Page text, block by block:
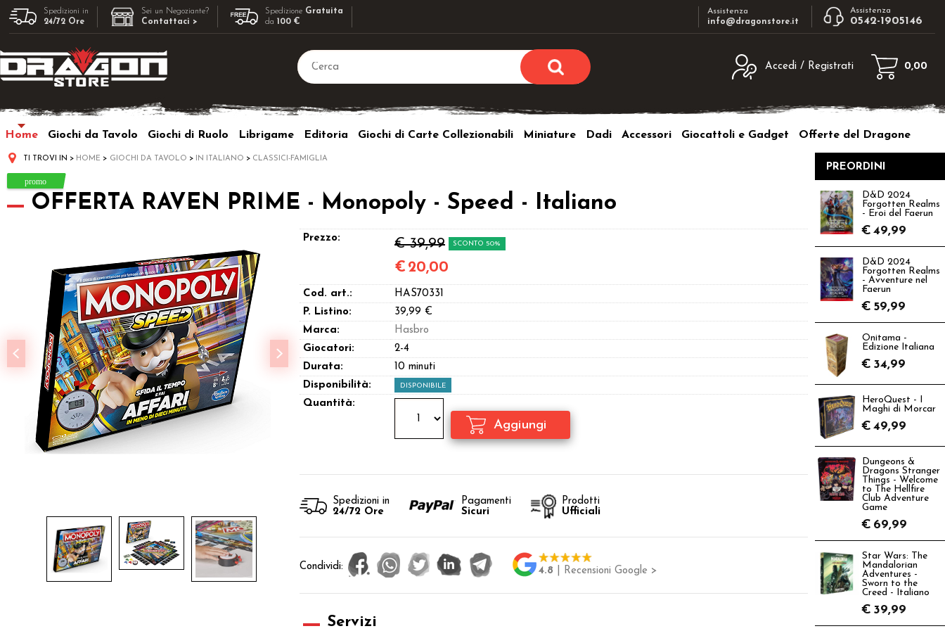
Spedizioni in
24/72 Ore
Sei un Negoziante?
Contattaci >
Spedizione Gratuita
da100 €
Assistenza
info@dragonstore.it
Assistenza
0542-1905146
Accedi / Registrati
utente e la password e poi clicca sul
Password:
sito clicca sul pulsante "Registrati"
0,00
Home Giochi da Tavolo Giochi di Ruolo Librigame Editoria Giochi di Carte Collezionabili Miniature Dadi Accessori Giocattoli e Gadget Offerte del Dragone
TI TROVI IN HOME GIOCHI DA TAVOLO IN ITALIANO CLASSICI-FAMIGLIA
OFFERTA RAVEN PRIME - Monopoly - Speed - Italiano
Prezzo: € 39,99 SCONTO 50%
€ 20,00
Cod. art.:
HAS70331
P. Listino:
39,99 €
Marca:
Hasbro
Giocatori:
2-4
Durata:
10 minuti
Disponibilità:
DISPONIBILE
Quantità:
Spedizioni in
24/72 Ore
Pagamenti
Sicuri
Prodotti
Ufficiali
Condividi: 4.8 | Recensioni Google >
Servizi
PREORDINI
D&D 2024
Forgotten Realms
- Eroi del Faerun
€ 49,99
D&D 2024
Forgotten Realms
- Avventure nel
Faerun
€ 59,99
Onitama -
Edizione Italiana
€ 34,99
HeroQuest - I
Maghi di Morcar
€ 49,99
Dungeons &
Dragons Stranger
Things - Welcome
to The Hellfire
Club Adventure
Game
€ 69,99
Star Wars: The
Mandalorian
Adventures -
Sworn to the
Creed - Italiano
€ 39,99